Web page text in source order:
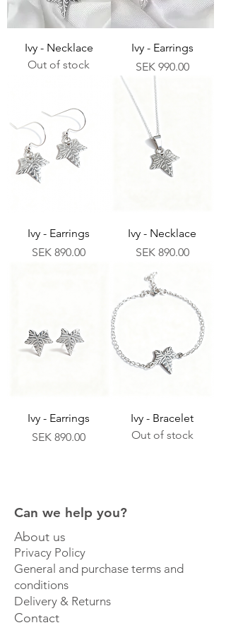
Ivy - Necklace
Out of stock
Ivy - Earrings
Price
SEK 990.00
Ivy - Earrings
Price
SEK 890.00
Ivy - Necklace
Price
SEK 890.00
Ivy - Earrings
Price
SEK 890.00
Ivy - Bracelet
Out of stock
Can we help you?
About us
Privacy Policy
General and purchase terms and
conditions
Delivery & Returns
Contact